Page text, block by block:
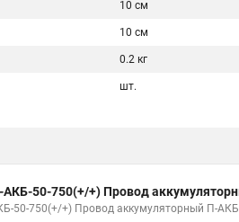
10 см
10 см
0.2 кг
шт.
АКБ-50-750(+/+) Провод
50-750(+/+) Провод аккумуляторный П-